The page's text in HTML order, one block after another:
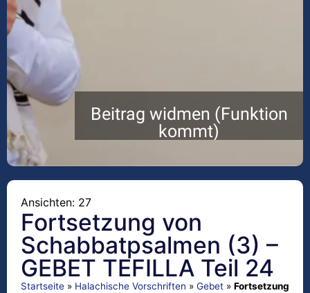
Beitrag widmen (Funktion
kommt)
Ansichten: 27
Fortsetzung von
Schabbatpsalmen (3) –
GEBET TEFILLA Teil 24
Startseite » Halachische Vorschriften » Gebet » Fortsetzung